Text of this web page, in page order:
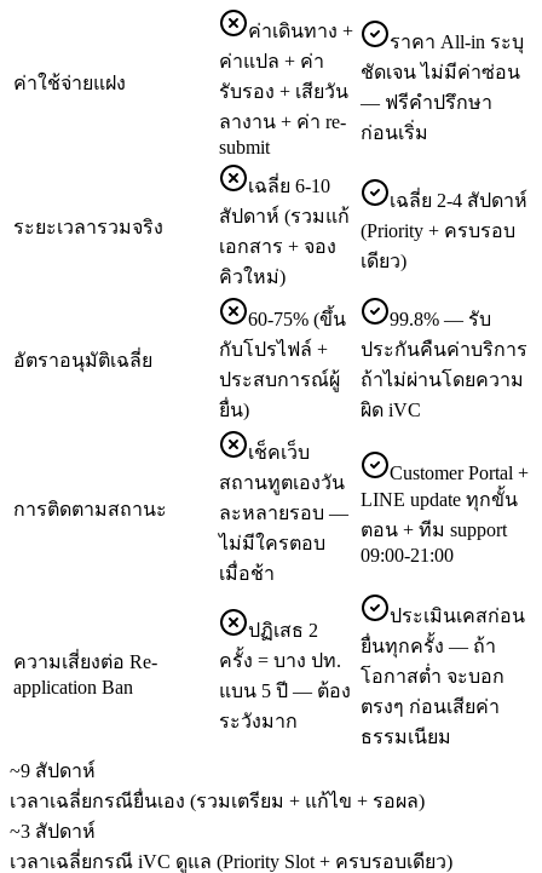
ค่าใช้จ่ายแฝง
ค่าเดินทาง +
ค่าแปล + ค่า
รับรอง + เสียวัน
ลางาน + ค่า re-
submit
ราคา All-in ระบุ
ชัดเจน ไม่มีค่าซ่อน
— ฟรีคำปรึกษา
ก่อนเริ่ม
ระยะเวลารวมจริง
เฉลี่ย 6-10
สัปดาห์ (รวมแก้
เอกสาร + จอง
คิวใหม่)
เฉลี่ย 2-4 สัปดาห์
(Priority + ครบรอบ
เดียว)
อัตราอนุมัติเฉลี่ย
60-75% (ขึ้น
กับโปรไฟล์ +
ประสบการณ์ผู้
ยื่น)
99.8% — รับ
ประกันคืนค่าบริการ
ถ้าไม่ผ่านโดยความ
ผิด iVC
การติดตามสถานะ
เช็คเว็บ
สถานทูตเองวัน
ละหลายรอบ —
ไม่มีใครตอบ
เมื่อช้า
Customer Portal +
LINE update ทุกขั้น
ตอน + ทีม support
09:00-21:00
ความเสี่ยงต่อ Re-
application Ban
ปฏิเสธ 2
ครั้ง = บาง ปท.
แบน 5 ปี — ต้อง
ระวังมาก
ประเมินเคสก่อน
ยื่นทุกครั้ง — ถ้า
โอกาสต่ำ จะบอก
ตรงๆ ก่อนเสียค่า
ธรรมเนียม
~9 สัปดาห์
เวลาเฉลี่ยกรณียื่นเอง (รวมเตรียม + แก้ไข + รอผล)
~3 สัปดาห์
เวลาเฉลี่ยกรณี iVC ดูแล (Priority Slot + ครบรอบเดียว)